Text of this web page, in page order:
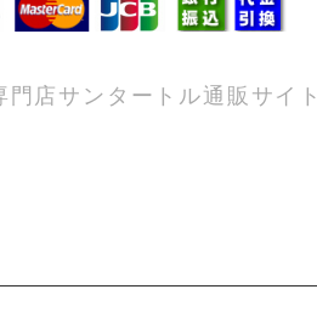
門店サンタートル通販サイト